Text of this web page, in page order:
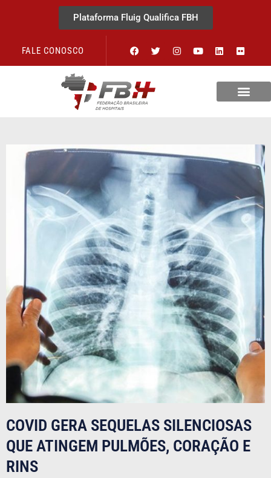
Plataforma Fluig Qualifica FBH
FALE CONOSCO
COVID GERA SEQUELAS SILENCIOSAS
QUE ATINGEM PULMÕES, CORAÇÃO E
RINS